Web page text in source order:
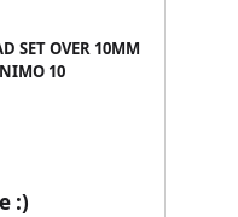
SET OVER 10MM
10
:)